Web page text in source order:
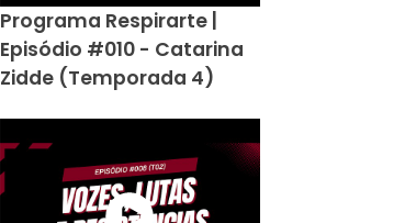
Programa Respirarte |
Episódio #010 - Catarina
Zidde (Temporada 4)